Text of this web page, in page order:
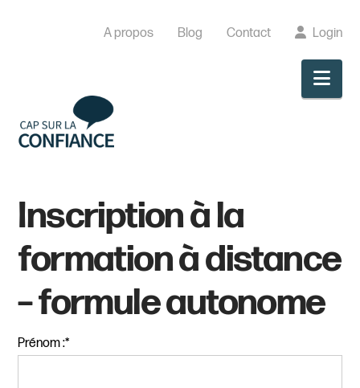
A propos Blog Contact Login
Inscription à la
formation à distance
– formule autonome
Prénom :*